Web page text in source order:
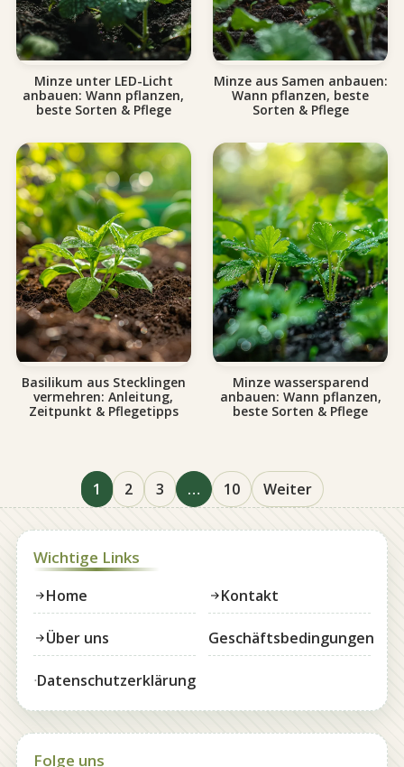
Minze unter LED-Licht
anbauen: Wann pflanzen,
beste Sorten & Pflege
Minze aus Samen anbauen:
Wann pflanzen, beste
Sorten & Pflege
Basilikum aus Stecklingen
vermehren: Anleitung,
Zeitpunkt & Pflegetipps
Minze wassersparend
anbauen: Wann pflanzen,
beste Sorten & Pflege
1 2 3 … 10 Weiter
Wichtige Links
Home Kontakt
Über uns Geschäftsbedingungen
Datenschutzerklärung
Folge uns